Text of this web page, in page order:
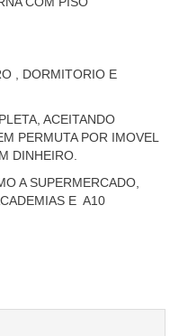
, DORMITORIO E
ACEITANDO
PERMUTA POR IMOVEL
DINHEIRO.
A SUPERMERCADO,
E A10